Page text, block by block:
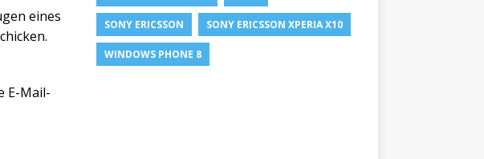
eines
E-Mail-
SONY ERICSSON SONY ERICSSON XPERIA X10
WINDOWS PHONE 8